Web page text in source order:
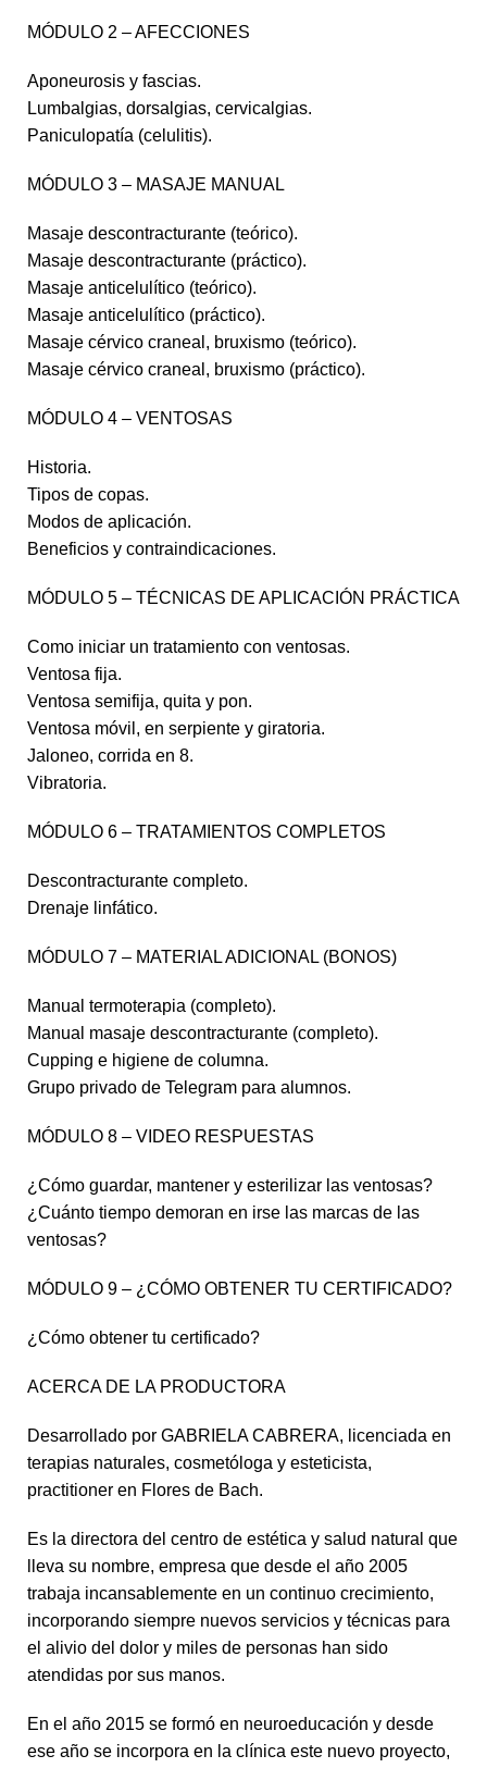
MÓDULO 2 – AFECCIONES
Aponeurosis y fascias.
Lumbalgias, dorsalgias, cervicalgias.
Paniculopatía (celulitis).
MÓDULO 3 – MASAJE MANUAL
Masaje descontracturante (teórico).
Masaje descontracturante (práctico).
Masaje anticelulítico (teórico).
Masaje anticelulítico (práctico).
Masaje cérvico craneal, bruxismo (teórico).
Masaje cérvico craneal, bruxismo (práctico).
MÓDULO 4 – VENTOSAS
Historia.
Tipos de copas.
Modos de aplicación.
Beneficios y contraindicaciones.
MÓDULO 5 – TÉCNICAS DE APLICACIÓN PRÁCTICA
Como iniciar un tratamiento con ventosas.
Ventosa fija.
Ventosa semifija, quita y pon.
Ventosa móvil, en serpiente y giratoria.
Jaloneo, corrida en 8.
Vibratoria.
MÓDULO 6 – TRATAMIENTOS COMPLETOS
Descontracturante completo.
Drenaje linfático.
MÓDULO 7 – MATERIAL ADICIONAL (BONOS)
Manual termoterapia (completo).
Manual masaje descontracturante (completo).
Cupping e higiene de columna.
Grupo privado de Telegram para alumnos.
MÓDULO 8 – VIDEO RESPUESTAS
¿Cómo guardar, mantener y esterilizar las ventosas?
¿Cuánto tiempo demoran en irse las marcas de las
ventosas?
MÓDULO 9 – ¿CÓMO OBTENER TU CERTIFICADO?
¿Cómo obtener tu certificado?
ACERCA DE LA PRODUCTORA
Desarrollado por GABRIELA CABRERA, licenciada en
terapias naturales, cosmetóloga y esteticista,
practitioner en Flores de Bach.
Es la directora del centro de estética y salud natural que
lleva su nombre, empresa que desde el año 2005
trabaja incansablemente en un continuo crecimiento,
incorporando siempre nuevos servicios y técnicas para
el alivio del dolor y miles de personas han sido
atendidas por sus manos.
En el año 2015 se formó en neuroeducación y desde
ese año se incorpora en la clínica este nuevo proyecto,